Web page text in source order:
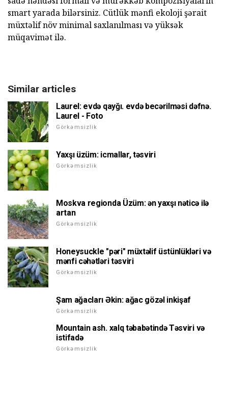
smart yarada bilərsiniz. Cütlük mənfi ekoloji şərait
müxtəlif növ minimal saxlanılması və yüksək
müqavimət ilə.
Similar articles
Laurel: evdə qayğı. evdə becərilməsi dəfnə.
Laurel - Foto
Görkəmsizlik
Yaxşı üzüm: icmallar, təsviri
Görkəmsizlik
Moskva regionda Üzüm: ən yaxşı nəticə ilə
artan
Görkəmsizlik
Honeysuckle "pəri" müxtəlif üstünlükləri və
mənfi cəhətləri təsviri
Görkəmsizlik
Şam ağacları Əkin: ağac gözəl inkişaf
Görkəmsizlik
Mountain ash. xalq təbabətində Təsviri və
istifadə
Görkəmsizlik